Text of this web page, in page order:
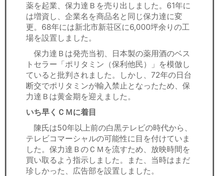
薬を起業、保力達Ｂを売り出しました。61年に
は増資し、企業名を商品名と同じ保力達に変
更。68年には新北市新荘区に6,000坪余りの工
場を設置しました。
保力達Ｂは発売当初、日本製の薬用酒のベス
トセラー「ポリタミン（保利他民）」を模倣し
ていると批判されました。しかし、72年の日台
断交でポリタミンが輸入禁止となったため、保
力達Ｂは黄金期を迎えました。
いち早くＣＭに着目
陳氏は50年以上前の白黒テレビの時代から、
テレビコマーシャルの可能性に目を付けていま
した。保力達ＢのＣＭを流すため、放映時間を
買い取るよう指示しました。また、当時はまだ
珍しかった、広告部を設置しました。